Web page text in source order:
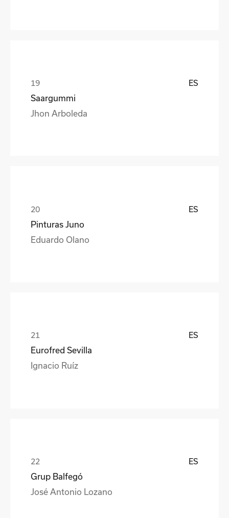
ES
Saargummi
Jhon Arboleda
ES
Pinturas Juno
Eduardo Olano
ES
Eurofred Sevilla
Ignacio Ruíz
ES
Grup Balfegó
José Antonio Lozano